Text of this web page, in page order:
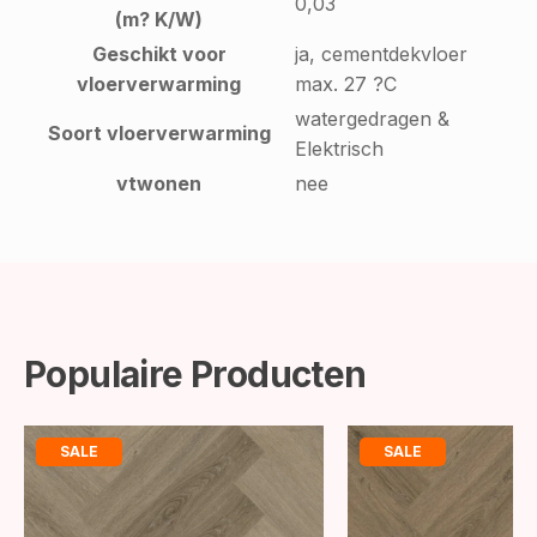
(m? K/W)
Geschikt voor
vloerverwarming
ja, cementdekvloer
max. 27 ?C
Soort vloerverwarming
watergedragen &
Elektrisch
vtwonen
nee
Populaire Producten
SALE SALE